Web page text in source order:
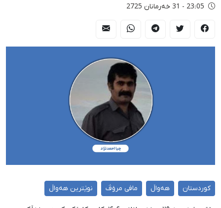
23:05 - 31 خەرمانان 2725
کوردستان هەواڵ مافی مرۆڤ نوێترین هەواڵ